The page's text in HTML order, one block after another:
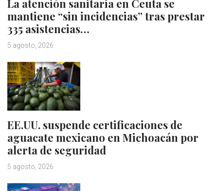
La atención sanitaria en Ceuta se
mantiene “sin incidencias” tras prestar
335 asistencias…
5 agosto, 2026
EE.UU. suspende certificaciones de
aguacate mexicano en Michoacán por
alerta de seguridad
5 agosto, 2026